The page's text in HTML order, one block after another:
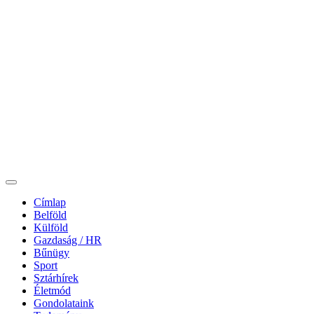
Címlap
Belföld
Külföld
Gazdaság / HR
Bűnügy
Sport
Sztárhírek
Életmód
Gondolataink